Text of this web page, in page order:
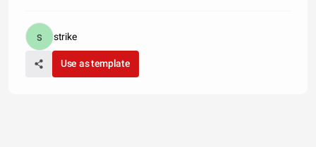
strike
Use as template